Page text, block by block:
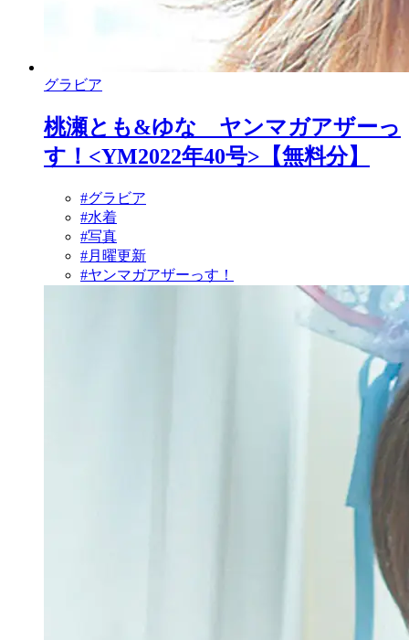
グラビア
桃瀬とも&ゆな ヤンマガアザーっ
す！<YM2022年40号>【無料分】
#グラビア
#水着
#写真
#月曜更新
#ヤンマガアザーっす！